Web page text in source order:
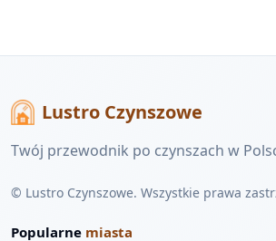
Lustro Czynszowe
Twój przewodnik po czynszach w
© Lustro Czynszowe. Wszystkie prawa
Popularne miasta